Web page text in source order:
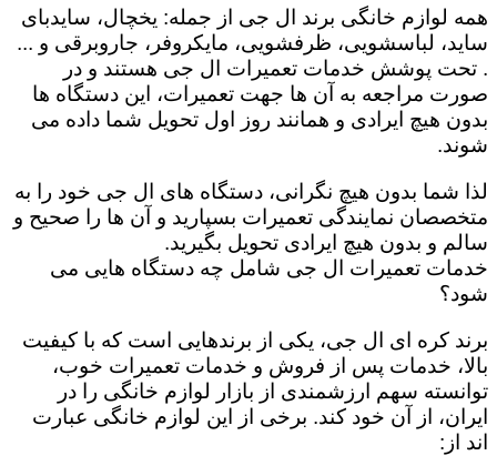
همه لوازم خانگی برند ال جی از جمله: یخچال، سایدبای
ساید، لباسشویی، ظرفشویی، مایکروفر، جاروبرقی و ...
. تحت پوشش خدمات تعمیرات ال جی هستند و در
صورت مراجعه به آن ها جهت تعمیرات، این دستگاه ها
بدون هیچ ایرادی و همانند روز اول تحویل شما داده می
شوند.
لذا شما بدون هیچ نگرانی، دستگاه های ال جی خود را به
متخصصان نمایندگی تعمیرات بسپارید و آن ها را صحیح و
سالم و بدون هیچ ایرادی تحویل بگیرید.
خدمات تعمیرات ال جی شامل چه دستگاه هایی می
شود؟
برند کره ای ال جی، یکی از برندهایی است که با کیفیت
بالا، خدمات پس از فروش و خدمات تعمیرات خوب،
توانسته سهم ارزشمندی از بازار لوازم خانگی را در
ایران، از آن خود کند. برخی از این لوازم خانگی عبارت
اند از: